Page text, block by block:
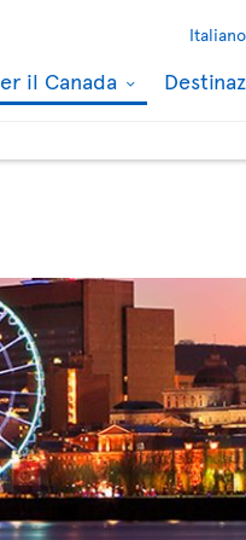
il Canada